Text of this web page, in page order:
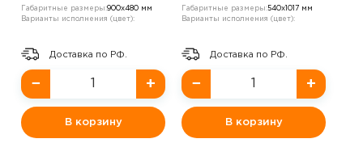
Габаритные размеры:900х480 мм
Варианты исполнения (цвет):
Доставка по РФ.
− +
В корзину
Габаритные размеры:540х1017 мм
Варианты исполнения (цвет):
Доставка по РФ.
− +
В корзину